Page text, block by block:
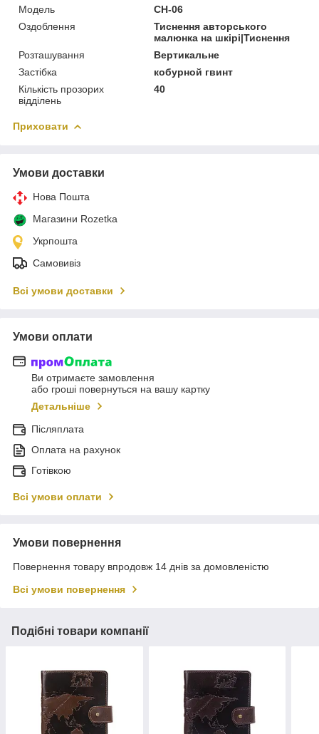
Модель
CH-06
Оздоблення
Тиснення авторського
малюнка на шкірі|Тиснення
Розташування
Вертикальне
Застібка
кобурной гвинт
Кількість прозорих
відділень
40
Приховати
Умови доставки
Нова Пошта
Магазини Rozetka
Укрпошта
Самовивіз
Всі умови доставки
Умови оплати
Ви отримаєте замовлення
або гроші повернуться на вашу картку
Детальніше
Післяплата
Оплата на рахунок
Готівкою
Всі умови оплати
Умови повернення
Повернення товару впродовж 14 днів за домовленістю
Всі умови повернення
Подібні товари компанії